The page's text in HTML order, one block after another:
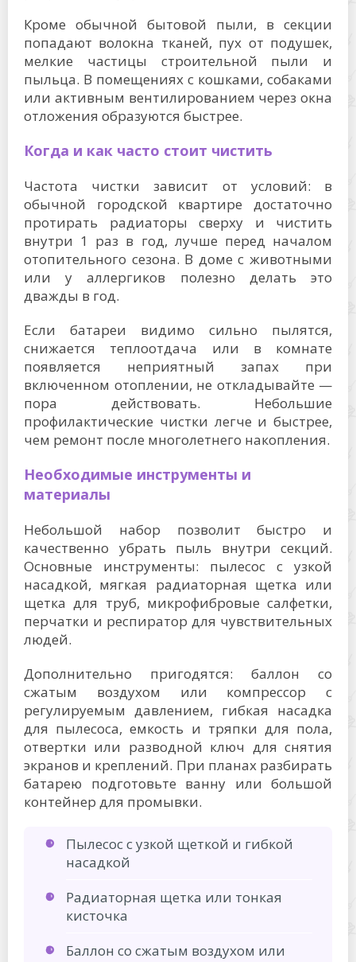
Кроме обычной бытовой пыли, в секции
попадают волокна тканей, пух от подушек,
мелкие частицы строительной пыли и
пыльца. В помещениях с кошками, собаками
или активным вентилированием через окна
отложения образуются быстрее.
Когда и как часто стоит чистить
Частота чистки зависит от условий: в
обычной городской квартире достаточно
протирать радиаторы сверху и чистить
внутри 1 раз в год, лучше перед началом
отопительного сезона. В доме с животными
или у аллергиков полезно делать это
дважды в год.
Если батареи видимо сильно пылятся,
снижается теплоотдача или в комнате
появляется неприятный запах при
включенном отоплении, не откладывайте —
пора действовать. Небольшие
профилактические чистки легче и быстрее,
чем ремонт после многолетнего накопления.
Необходимые инструменты и
материалы
Небольшой набор позволит быстро и
качественно убрать пыль внутри секций.
Основные инструменты: пылесос с узкой
насадкой, мягкая радиаторная щетка или
щетка для труб, микрофибровые салфетки,
перчатки и респиратор для чувствительных
людей.
Дополнительно пригодятся: баллон со
сжатым воздухом или компрессор с
регулируемым давлением, гибкая насадка
для пылесоса, емкость и тряпки для пола,
отвертки или разводной ключ для снятия
экранов и креплений. При планах разбирать
батарею подготовьте ванну или большой
контейнер для промывки.
Пылесос с узкой щеткой и гибкой
насадкой
Радиаторная щетка или тонкая
кисточка
Баллон со сжатым воздухом или